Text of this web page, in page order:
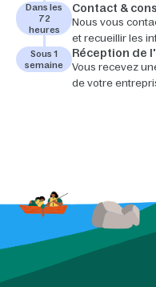
Dans les
72
heures
Contact &
Nous vous
et recueillir les
Sous 1
semaine
Réception de
Vous recevez
de votre